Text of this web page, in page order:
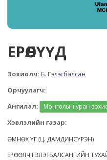
ЕРӨӨЛҮҮД
Зохиолч: Б. Гэлэгбалсан
Орчуулагч:
Ангилал:
Монголын уран
Хэвлэлийн газар:
ӨМНӨХ ҮГ (Ц. ДАМДИНСҮРЭН)
ЕРӨӨЛЧ ГЭЛЭГБАЛСАНГИЙН